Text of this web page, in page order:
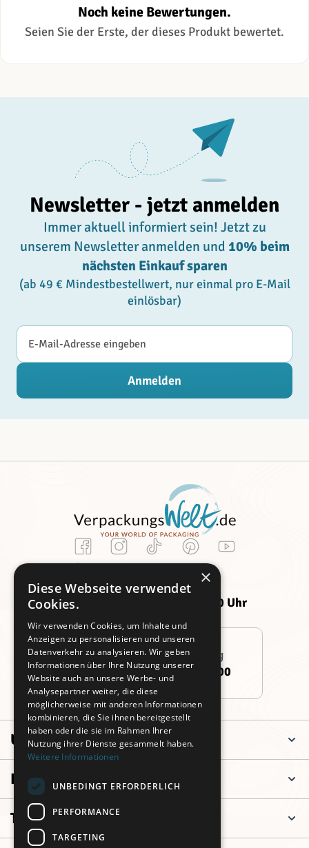
Noch keine Bewertungen.
Seien Sie der Erste, der dieses Produkt bewertet.
Newsletter - jetzt anmelden
Immer aktuell informiert sein! Jetzt zu
unserem Newsletter anmelden und 10% beim
nächsten Einkauf sparen
(ab 49 € Mindestbestellwert, nur einmal pro E-Mail
einlösbar)
E-Mail-Adresse
Anmelden
Kundenservice
Montag -
Donnerstag:
09:00 - 16:00 Uhr
Freitag:
09:00 - 14:00 Uhr
Persönliche Beratung
+49 (0)911 3260 6700
Unternehmen
Informationen
Top Kategorien
×
Diese Webseite verwendet
Cookies.
Wir verwenden Cookies, um Inhalte und
Anzeigen zu personalisieren und unseren
Datenverkehr zu analysieren. Wir geben
Informationen über Ihre Nutzung unserer
Website auch an unsere Werbe- und
Analysepartner weiter, die diese
möglicherweise mit anderen Informationen
kombinieren, die Sie ihnen bereitgestellt
haben oder die sie im Rahmen Ihrer
Nutzung ihrer Dienste gesammelt haben.
Weitere Informationen
UNBEDINGT ERFORDERLICH
PERFORMANCE
TARGETING